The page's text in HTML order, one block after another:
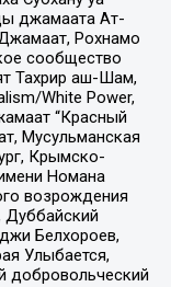
джамаата Ат-
Рохнамо
сообщество
Тахрир аш-Шам,
White Power,
“Красный
Мусульманская
Крымско-
Номана
возрождения
Дуббайский
Белхороев,
Улыбается,
добровольческий